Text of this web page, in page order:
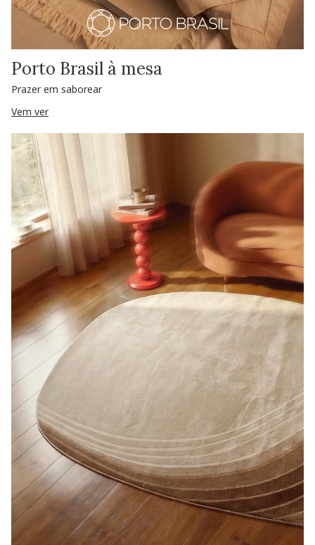
Porto Brasil à mesa
Prazer em saborear
Vem ver